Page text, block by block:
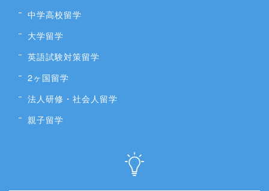
中学高校留学
大学留学
英語試験対策留学
2ヶ国留学
法人研修・社会人留学
親子留学